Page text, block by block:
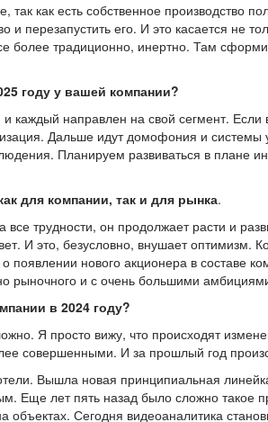
как есть собственное производство
и перезапустить его. И это касается не
более традиционно, инертно. Там
году у вашей компании?
каждый направлен на свой сегмент. Если
Дальше идут домофония и системы
Планируем развиваться в плане
для компании, так и для рынка.
трудности, он продолжает расти и
И это, безусловно, внушает оптимизм.
нового акционера в составе
рыночного и с очень большими
в 2024 году?
Я просто вижу, что происходят
совершенными. И за прошлый год
Вышла новая принципиальная
Еще лет пять назад было сложно такое
объектах. Сегодня видеоаналитика